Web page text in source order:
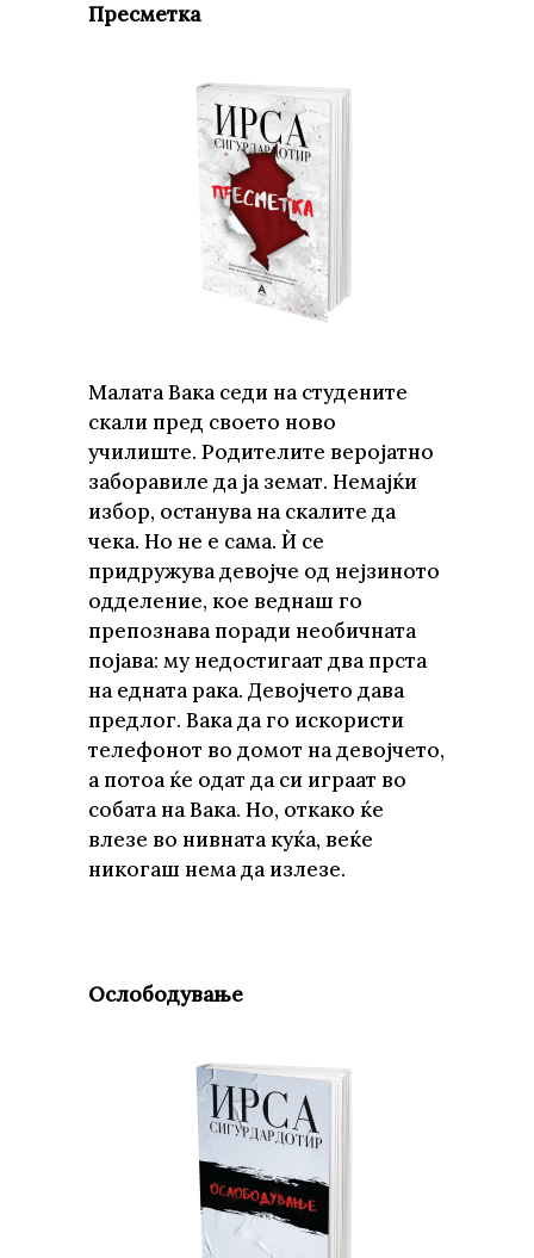
Пресметка
Малата Вака седи на студените
скали пред своето ново
училиште. Родителите веројатно
заборавиле да ја земат. Немајќи
избор, останува на скалите да
чека. Но не е сама. Ѝ се
придружува девојче од нејзиното
одделение, кое веднаш го
препознава поради необичната
појава: му недостигаат два прста
на едната рака. Девојчето дава
предлог. Вака да го искористи
телефонот во домот на девојчето,
а потоа ќе одат да си играат во
собата на Вака. Но, откако ќе
влезе во нивната куќа, веќе
никогаш нема да излезе.
Ослободување